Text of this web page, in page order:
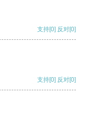
支持[0] 反对[0]
支持[0] 反对[0]